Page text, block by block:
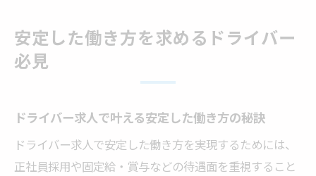
ドライバーとして稲城で長く働くためのチ
雇用環境
経験不問で始める稲城のドライバー求人
未経験歓迎のドライバー求人を稲城で探す
安定した働き方を求めるドライバー
必見
ドライバー求人で叶える安定した働き方の秘訣
ドライバー求人で安定した働き方を実現するためには、
正社員採用や固定給・賞与などの待遇面を重視すること